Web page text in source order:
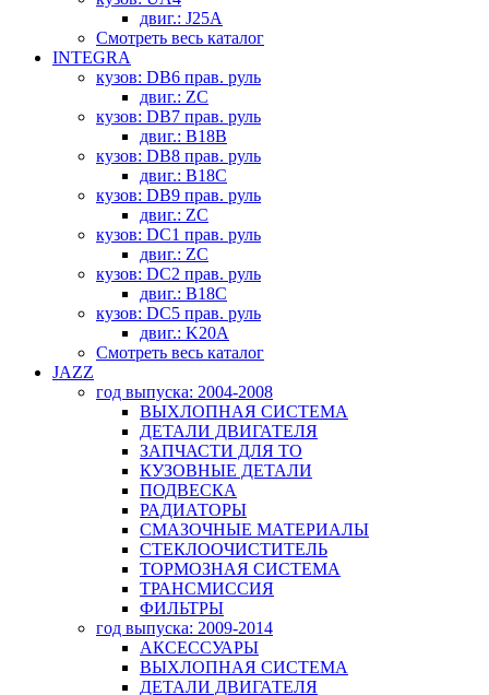
двиг.: J25A
Смотреть весь каталог
INTEGRA
кузов: DB6 прав. руль
двиг.: ZC
кузов: DB7 прав. руль
двиг.: B18B
кузов: DB8 прав. руль
двиг.: B18C
кузов: DB9 прав. руль
двиг.: ZC
кузов: DC1 прав. руль
двиг.: ZC
кузов: DC2 прав. руль
двиг.: B18C
кузов: DC5 прав. руль
двиг.: K20A
Смотреть весь каталог
JAZZ
год выпуска: 2004-2008
ВЫХЛОПНАЯ СИСТЕМА
ДЕТАЛИ ДВИГАТЕЛЯ
ЗАПЧАСТИ ДЛЯ ТО
КУЗОВНЫЕ ДЕТАЛИ
ПОДВЕСКА
РАДИАТОРЫ
СМАЗОЧНЫЕ МАТЕРИАЛЫ
СТЕКЛООЧИСТИТЕЛЬ
ТОРМОЗНАЯ СИСТЕМА
ТРАНСМИССИЯ
ФИЛЬТРЫ
год выпуска: 2009-2014
АКСЕССУАРЫ
ВЫХЛОПНАЯ СИСТЕМА
ДЕТАЛИ ДВИГАТЕЛЯ